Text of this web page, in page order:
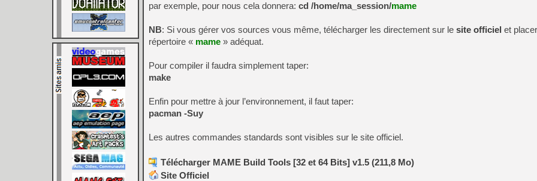
par exemple, pour nous cela donnera: cd /home/ma_session/mame
NB: Si vous gérer vos sources vous même, télécharger les directement sur le site officiel et
répertoire « mame » adéquat.
Pour compiler il faudra simplement taper:
make
Enfin pour mettre à jour l’environnement, il faut taper:
pacman -Suy
Les autres commandes standards sont visibles sur le site officiel.
Télécharger MAME Build Tools [32 et 64 Bits] v1.5 (211,8 Mo)
Site Officiel